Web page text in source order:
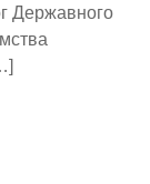
Державного